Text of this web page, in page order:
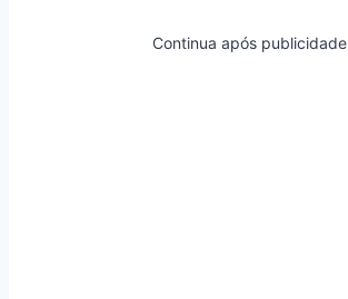
Continua após publicidade